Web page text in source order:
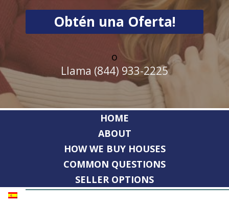
o
Llama (844) 933-2225
HOME
ABOUT
HOW WE BUY HOUSES
COMMON QUESTIONS
SELLER OPTIONS